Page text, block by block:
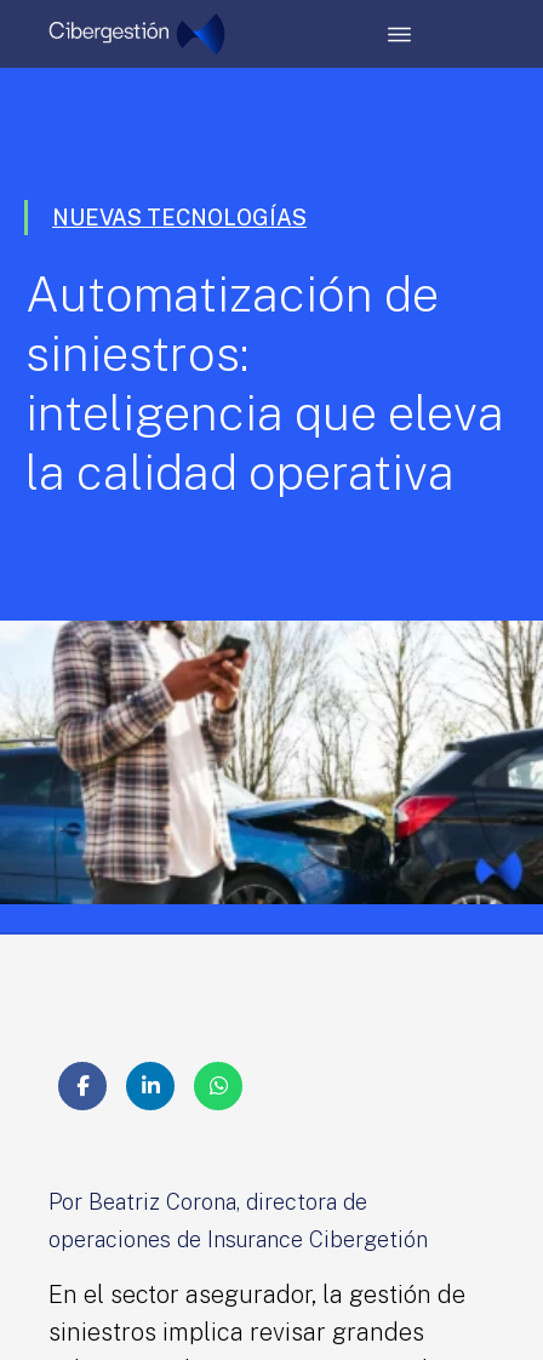
NUEVAS TECNOLOGÍAS
Automatización de
siniestros:
inteligencia que eleva
la calidad operativa
Por Beatriz Corona, directora de
operaciones de Insurance Cibergetión
En el sector asegurador, la gestión de
siniestros implica revisar grandes